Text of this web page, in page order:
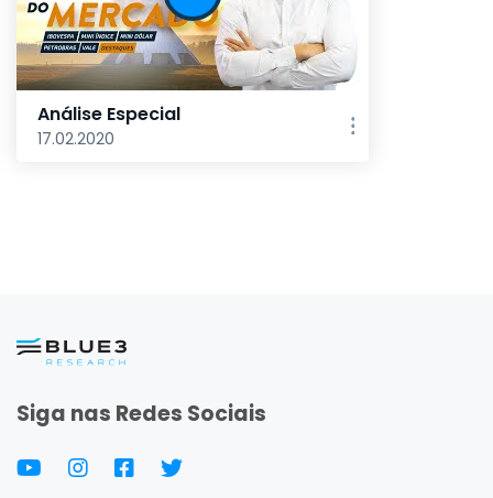
Análise Especial
17.02.2020
Siga nas Redes Sociais